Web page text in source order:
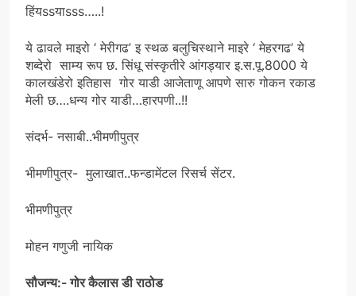
हिंयssयाsss…..!
ये ढावले माइरो ‘ मेरीगढ’ इ स्थळ बलुचिस्थाने माइरे ‘ मेहरगढ’ ये
शब्देरो साम्य रूप छ. सिंधू संस्कृतीरे आंगड्यार इ.स.पू.8000 ये
कालखंडेरो इतिहास गोर याडी आजेताणू आपणे सारु गोकन रकाड
मेली छ….धन्य गोर याडी…हारपणी..!!
संदर्भ- नसाबी..भीमणीपुत्र
भीमणीपुत्र- मुलाखात..फन्डामेंटल रिसर्च सेंटर.
भीमणीपुत्र
मोहन गणुजी नायिक
सौजन्य:- गोर कैलास डी राठोड